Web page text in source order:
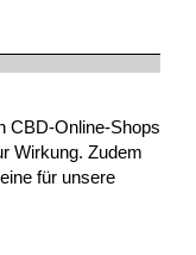
CBD-Online-Shops
Wirkung. Zudem
für unsere